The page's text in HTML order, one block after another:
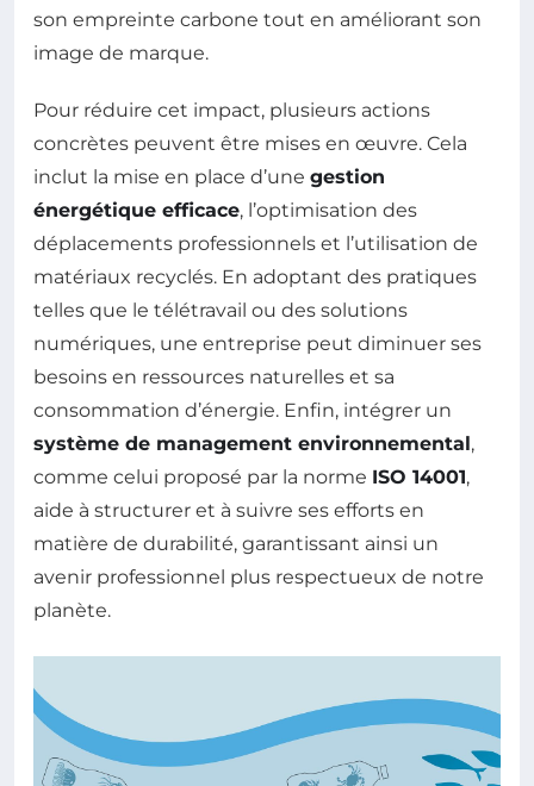
son empreinte carbone tout en améliorant son
image de marque.
Pour réduire cet impact, plusieurs actions
concrètes peuvent être mises en œuvre. Cela
inclut la mise en place d’une gestion
énergétique efficace, l’optimisation des
déplacements professionnels et l’utilisation de
matériaux recyclés. En adoptant des pratiques
telles que le télétravail ou des solutions
numériques, une entreprise peut diminuer ses
besoins en ressources naturelles et sa
consommation d’énergie. Enfin, intégrer un
système de management environnemental,
comme celui proposé par la norme ISO 14001,
aide à structurer et à suivre ses efforts en
matière de durabilité, garantissant ainsi un
avenir professionnel plus respectueux de notre
planète.